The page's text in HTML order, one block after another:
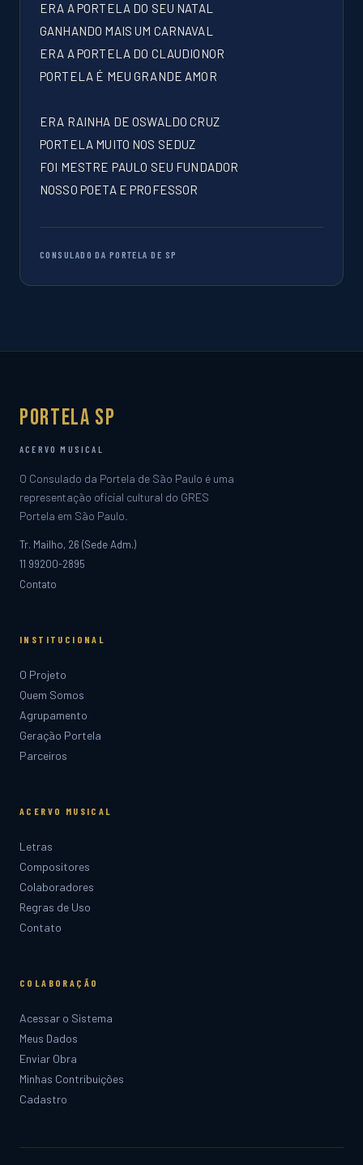
ERA A PORTELA DO SEU NATAL
GANHANDO MAIS UM CARNAVAL
ERA A PORTELA DO CLAUDIONOR
PORTELA É MEU GRANDE AMOR
ERA RAINHA DE OSWALDO CRUZ
PORTELA MUITO NOS SEDUZ
FOI MESTRE PAULO SEU FUNDADOR
NOSSO POETA E PROFESSOR
CONSULADO DA PORTELA DE SP
Portela SP
ACERVO MUSICAL
O Consulado da Portela de São Paulo é uma
representação oficial cultural do GRES
Portela em São Paulo.
Tr. Mailho, 26 (Sede Adm.)
11 99200-2895
Contato
INSTITUCIONAL
O Projeto
Quem Somos
Agrupamento
Geração Portela
Parceiros
ACERVO MUSICAL
Letras
Compositores
Colaboradores
Regras de Uso
Contato
COLABORAÇÃO
Acessar o Sistema
Meus Dados
Enviar Obra
Minhas Contribuições
Cadastro